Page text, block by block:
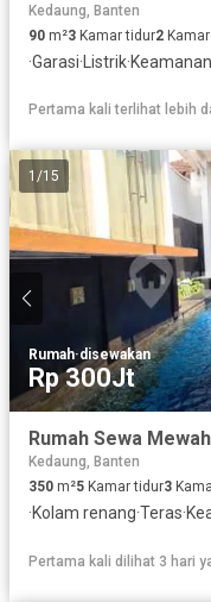
Kedaung, Banten
90 m²3 Kamar tidur2
·Garasi·Listrik·Keamanan
Pertama kali terlihat lebih
1 /15
Rumah·disewakan
Rp 300Jt
Kedaung, Banten
350 m²5 Kamar tidur3
·Kolam renang·Teras·
Pertama kali dilihat 3 hari